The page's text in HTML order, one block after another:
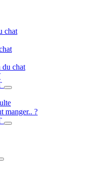
chat
du chat
manger.. ?